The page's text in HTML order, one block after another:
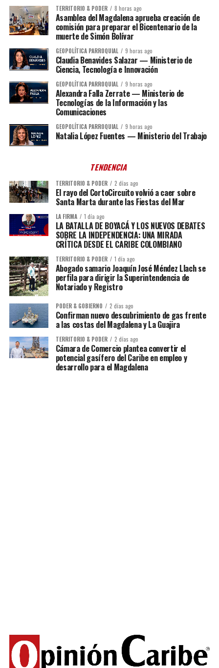
TERRITORIO & PODER 8 horas ago
Asamblea del Magdalena aprueba creación de
comisión para preparar el Bicentenario de la
muerte de Simón Bolívar
GEOPOLÍTICA PARROQUIAL 9 horas ago
Claudia Benavides Salazar — Ministerio de
Ciencia, Tecnología e Innovación
GEOPOLÍTICA PARROQUIAL 9 horas ago
Alexandra Falla Zerrate — Ministerio de
Tecnologías de la Información y las
Comunicaciones
GEOPOLÍTICA PARROQUIAL 9 horas ago
Natalia López Fuentes — Ministerio del Trabajo
TENDENCIA
TERRITORIO & PODER 2 días ago
El rayo del CortoCircuito volvió a caer sobre
Santa Marta durante las Fiestas del Mar
LA FIRMA 1 día ago
LA BATALLA DE BOYACÁ Y LOS NUEVOS DEBATES
SOBRE LA INDEPENDENCIA: UNA MIRADA
CRÍTICA DESDE EL CARIBE COLOMBIANO
TERRITORIO & PODER 1 día ago
Abogado samario Joaquín José Méndez Llach se
perfila para dirigir la Superintendencia de
Notariado y Registro
PODER & GOBIERNO 2 días ago
Confirman nuevo descubrimiento de gas frente
a las costas del Magdalena y La Guajira
TERRITORIO & PODER 2 días ago
Cámara de Comercio plantea convertir el
potencial gasífero del Caribe en empleo y
desarrollo para el Magdalena